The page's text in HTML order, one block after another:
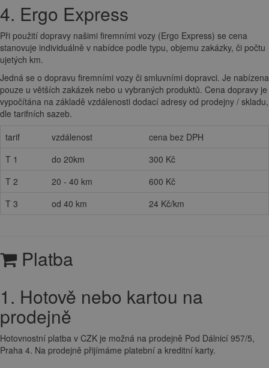
4. Ergo Express
Při použití dopravy našimi firemními vozy (Ergo Express) se cena
stanovuje individuálně v nabídce podle typu, objemu zakázky, či počtu
ujetých km.
Jedná se o dopravu firemními vozy či smluvními dopravci. Je nabízena
pouze u větších zakázek nebo u vybraných produktů. Cena dopravy je
vypočítána na základě vzdálenosti dodací adresy od prodejny / skladu,
dle tarifních sazeb.
tarif
vzdálenost
cena bez DPH
T 1
do 20km
300 Kč
T 2
20 - 40 km
600 Kč
T 3
od 40 km 24 Kč/km
Platba
1. Hotově nebo kartou na
prodejně
Hotovnostní platba v CZK je možná na prodejně Pod Dálnicí 957/5,
Praha 4. Na prodejně přijímáme platební a kreditní karty.